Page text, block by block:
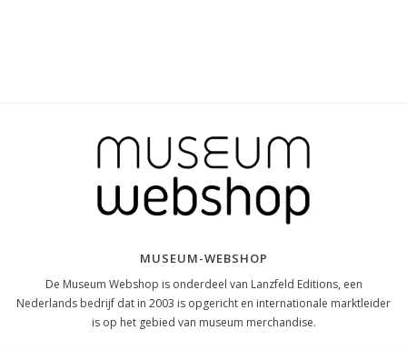
MUSEUM-WEBSHOP
De Museum Webshop is onderdeel van Lanzfeld Editions, een
Nederlands bedrijf dat in 2003 is opgericht en internationale marktleider
is op het gebied van museum merchandise.